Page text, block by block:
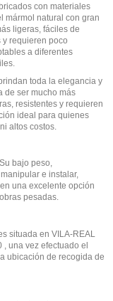
con materiales
mármol natural con gran
ligeras, fáciles de
y requieren poco
a diferentes
toda la elegancia y
de ser mucho más
resistentes y requieren
ideal para quienes
altos costos.
bajo peso,
e instalar,
una excelente opción
pesadas.
situada en VILA-REAL
, una vez efectuado el
ubicación de recogida de